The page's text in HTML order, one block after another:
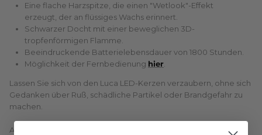
Eine flache Harzspitze, die einen "Wetlook"-Effekt
erzeugt, der an flüssiges Wachs erinnert.
Schwarzer Docht mit einer beweglichen 3D-
tropfenförmigen Flamme.
Beeindruckende Batterielebensdauer von 1800 Stunden.
Möglichkeit der Fernbedienung hier
Lassen Sie sich von den Luca LED-Kerzen verzaubern, ohne sich
Gedanken über Ruß, schädliche Partikel oder Brandgefahr zu
machen.
Alle Kerzen werden in recycelbaren Verpackungen geliefert.